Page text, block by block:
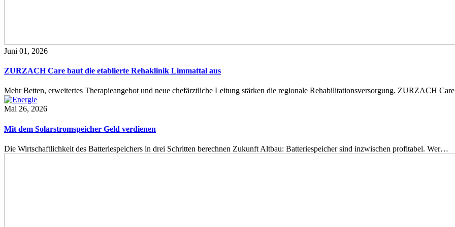
Juni 01, 2026
ZURZACH Care baut die etablierte Rehaklinik Limmattal aus
Mehr Betten, erweitertes Therapieangebot und neue chefärztliche Leitung stärken die regionale Rehabilitationsversorgung. ZURZACH
Mai 26, 2026
Mit dem Solarstromspeicher Geld verdienen
Die Wirtschaftlichkeit des Batteriespeichers in drei Schritten berechnen Zukunft Altbau: Batteriespeicher sind inzwischen profitabel. Wer…